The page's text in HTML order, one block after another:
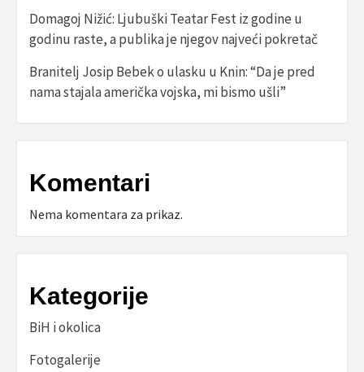
Domagoj Nižić: Ljubuški Teatar Fest iz godine u
godinu raste, a publika je njegov najveći pokretač
Branitelj Josip Bebek o ulasku u Knin: “Da je pred
nama stajala američka vojska, mi bismo ušli”
Komentari
Nema komentara za prikaz.
Kategorije
BiH i okolica
Fotogalerije